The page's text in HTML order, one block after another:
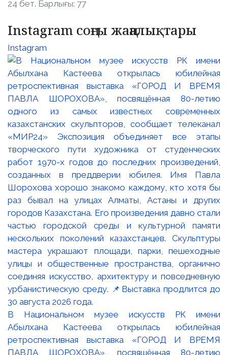
24 бет. Барлығы: 77
Instagram соңғы жаңалықтары
Instagram
В Национальном музее искусств РК имени
Абылхана Кастеева открылась юбилейная
ретроспективная выставка «ГОРОД И ВРЕМЯ
ПАВЛА ШОРОХОВА», посвящённая 80-летию